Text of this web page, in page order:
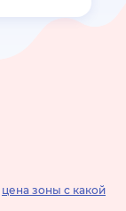
цена зоны с какой